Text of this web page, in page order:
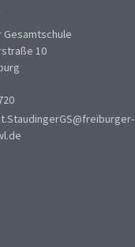
Gesamtschule
10